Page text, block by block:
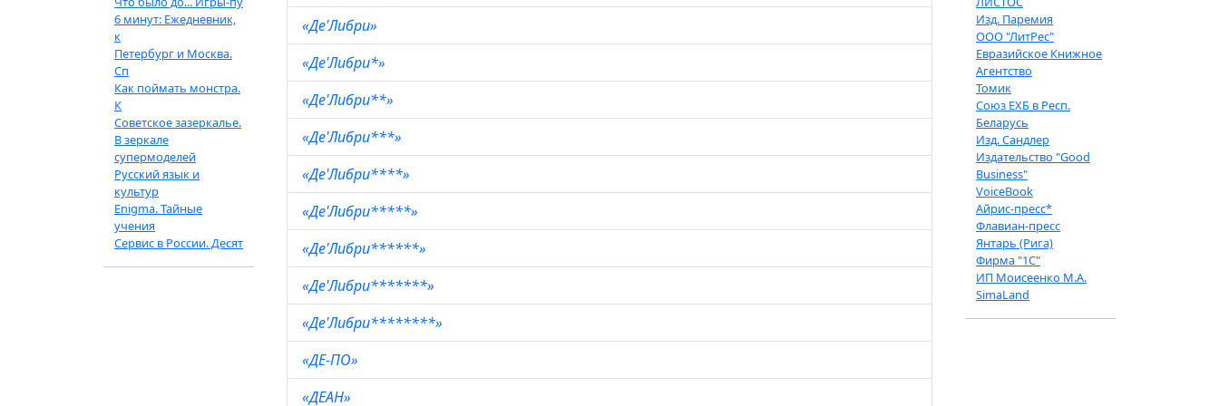
6 минут: Ежедневник,
к
Петербург и Москва.
Сп
Как поймать монстра.
К
Советское зазеркалье.
В зеркале
супермоделей
Русский язык и
культур
Enigma. Тайные
учения
Сервис в России. Десят
«Де'Либри»
«Де'Либри*»
«Де'Либри**»
«Де'Либри***»
«Де'Либри****»
«Де'Либри*****»
«Де'Либри******»
«Де'Либри*******»
«Де'Либри********»
«ДЕ-ПО»
«ДЕАН»
Изд. Паремия
ООО "ЛитРес"
Евразийское Книжное
Агентство
Томик
Союз ЕХБ в Респ.
Беларусь
Изд. Сандлер
Издательство "Good
Business"
VoiceBook
Айрис-пресс*
Флавиан-пресс
Янтарь (Рига)
Фирма "1С"
ИП Моисеенко М.А.
SimaLand